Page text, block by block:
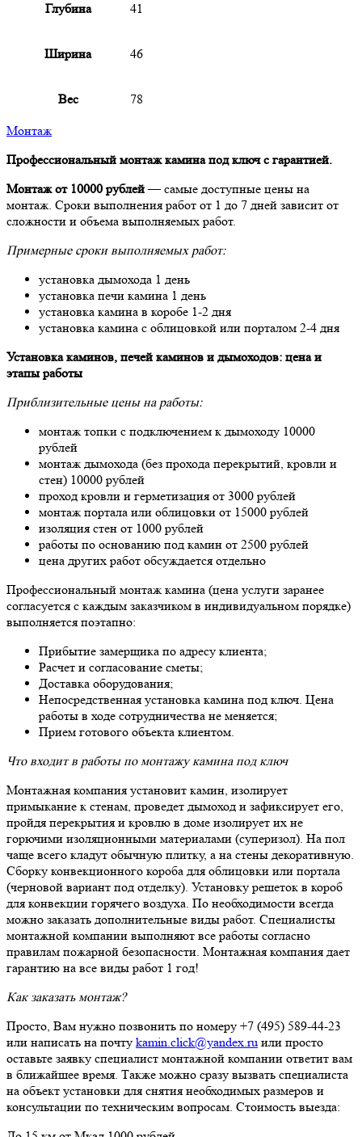
Глубина 41
Ширина 46
Вес 78
Монтаж
Профессиональный монтаж камина под ключ с гарантией.
Монтаж от 10000 рублей— самые доступные цены на
монтаж. Сроки выполнения работ от 1 до 7 дней зависит от
сложности и объема выполняемых работ.
Примерные сроки выполняемых работ:
установка дымохода 1 день
установка печи камина 1 день
установка камина в коробе 1-2 дня
установка камина с облицовкой или порталом 2-4 дня
Установка каминов, печей каминов и дымоходов: цена и
этапы работы
Приблизительные цены на работы:
монтаж топки с подключением к дымоходу 10000
рублей
монтаж дымохода (без прохода перекрытий, кровли и
стен) 10000 рублей
проход кровли и герметизация от 3000 рублей
монтаж портала или облицовки от 15000 рублей
изоляция стен от 1000 рублей
работы по основанию под камин от 2500 рублей
цена других работ обсуждается отдельно
Профессиональный монтаж камина (цена услуги заранее
согласуется с каждым заказчиком в индивидуальном порядке)
выполняется поэтапно:
Прибытие замерщика по адресу клиента;
Расчет и согласование сметы;
Доставка оборудования;
Непосредственная установка камина под ключ. Цена
работы в ходе сотрудничества не меняется;
Прием готового объекта клиентом.
Что входит в работы по монтажу камина под ключ
Монтажная компания установит камин, изолирует
примыкание к стенам, проведет дымоход и зафиксирует его,
пройдя перекрытия и кровлю в доме изолирует их не
горючими изоляционными материалами (суперизол). На пол
чаще всего кладут обычную плитку, а на стены декоративную.
Сборку конвекционного короба для облицовки или портала
(черновой вариант под отделку). Установку решеток в короб
для конвекции горячего воздуха. По необходимости всегда
можно заказать дополнительные виды работ. Специалисты
монтажной компании выполняют все работы согласно
правилам пожарной безопасности. Монтажная компания дает
гарантию на все виды работ 1 год!
Как заказать монтаж?
Просто, Вам нужно позвонить по номеру +7 (495) 589-44-23
или написать на почту kamin.click@yandex.ru или просто
оставьте заявку специалист монтажной компании ответит вам
в ближайшее время. Также можно сразу вызвать специалиста
на объект установки для снятия необходимых размеров и
консультации по техническим вопросам. Стоимость выезда: